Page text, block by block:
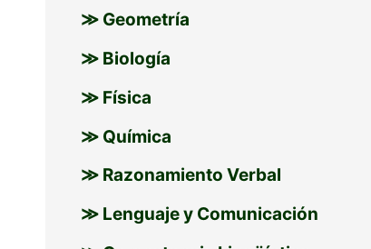
≫ Geometría
≫ Biología
≫ Física
≫ Química
≫ Razonamiento Verbal
≫ Lenguaje y Comunicación